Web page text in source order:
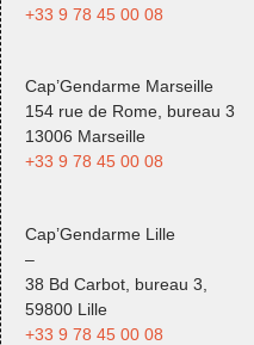
+33 9 78 45 00 08
Cap’Gendarme Marseille
154 rue de Rome, bureau 3
13006 Marseille
+33 9 78 45 00 08
Cap’Gendarme Lille
–
38 Bd Carbot, bureau 3,
59800 Lille
+33 9 78 45 00 08